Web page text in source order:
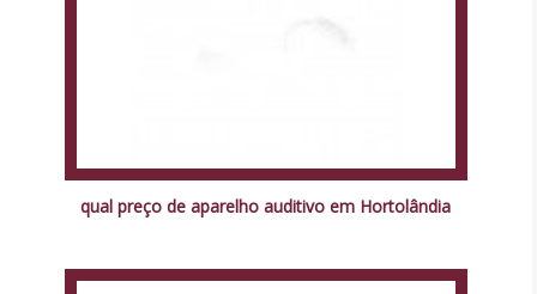
qual preço de aparelho auditivo em Hortolândia